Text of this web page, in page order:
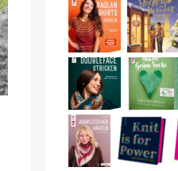
Verkürzte Reihen stricken
10. Juli 2026 | 4 Kommentare